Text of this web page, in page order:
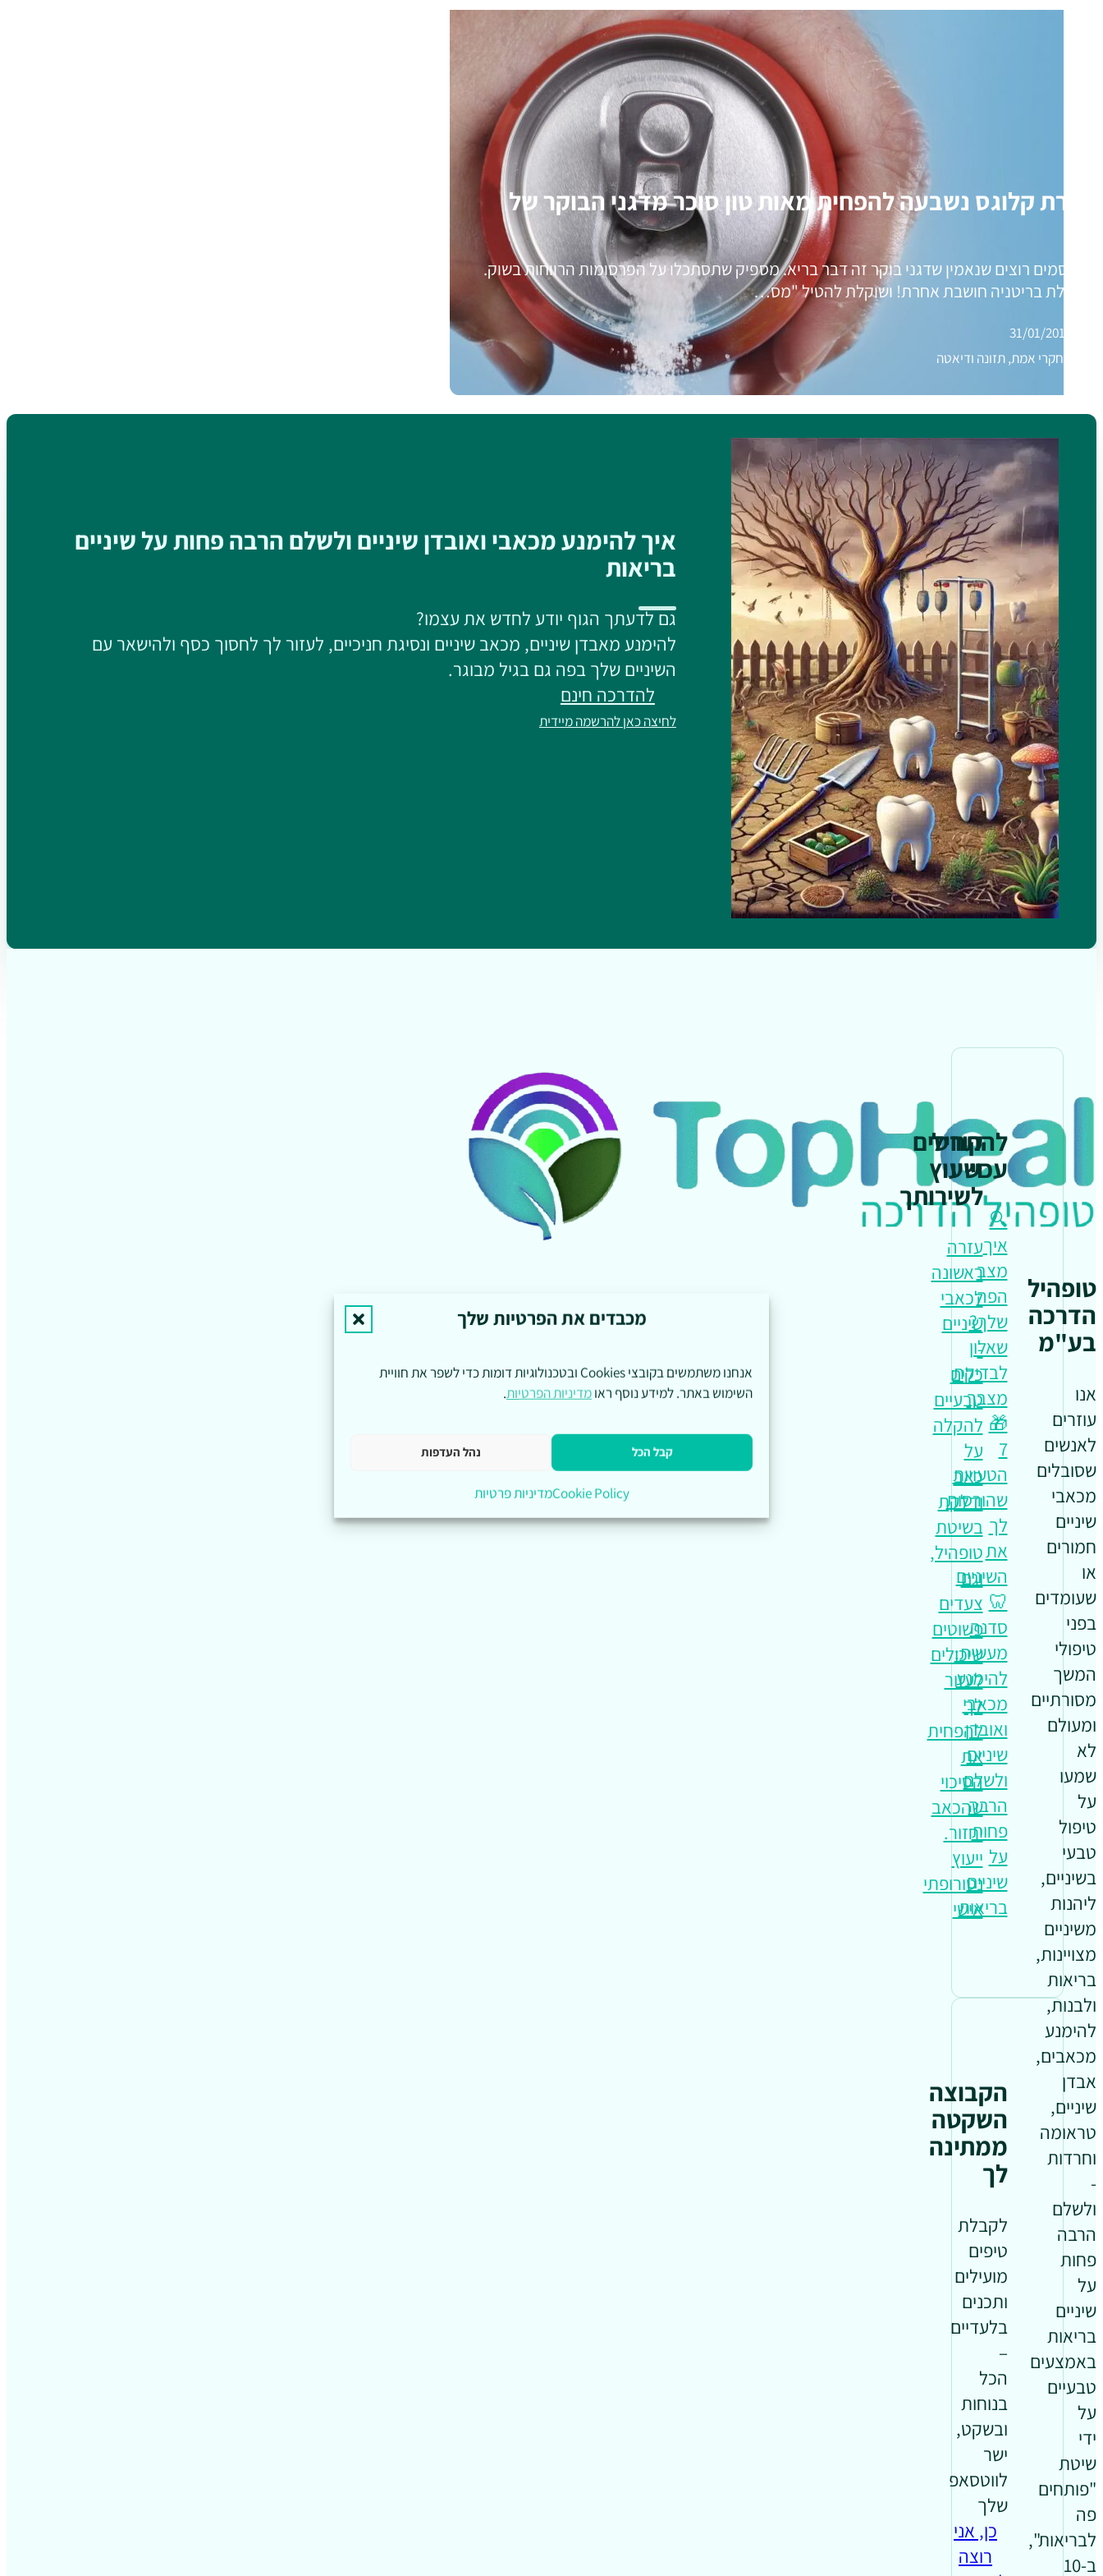
מכבדים את הפרטיות שלך
אנחנו משתמשים בקובצי Cookies ובטכנולוגיות דומות כדי לשפר את חוויית
השימוש באתר. למידע נוסף ראומדיניות הפרטיות.
קבל הכל נהל העדפות
Cookie Policyמדיניות פרטיות
חברת קלוגס נשבעה להפחית מאות טון סוכר מדגני הבוקר של
מפרסמים רוצים שנאמין שדגני בוקר זה דבר בריא. מספיק שתסתכלו על הפרסומות הרווחות בשוק.
ממשלת בריטניה חושבת אחרת! ושוקלת להטיל "מס…
31/01/2016
מחקרי אמת, תזונה ודיאטה
איך להימנע מכאבי ואובדן שיניים ולשלם הרבה פחות על שיניים
בריאות
גם לדעתך הגוף יודע לחדש את עצמו?
להימנע מאבדן שיניים, מכאב שיניים ונסיגת חניכיים, לעזור לך לחסוך כסף ולהישאר עם
השיניים שלך בפה גם בגיל מבוגר.
להדרכה חינם
לחיצה כאן להרשמה מיידית
טופהיל
הדרכה
בע"מ
אנו
עוזרים
לאנשים
שסובלים
מכאבי
שיניים
חמורים
או
שעומדים
בפני
טיפולי
המשך
מסורתיים
ומעולם
לא
שמעו
על
טיפול
טבעי
בשיניים,
ליהנות
משיניים
מצויינות,
בריאות
ולבנות,
להימנע
מכאבים,
אבדן
שיניים,
טראומה
וחרדות
-
ולשלם
הרבה
פחות
על
שיניים
בריאות
באמצעים
טבעיים
על
ידי
שיטת
"פותחים
פה
לבריאות",
ב-10
להתחיל
עכשיו
🔍
איך
מצב
הפה
שלך?
שאלון
לבדיקת
מצבך
🎁
7
הטעויות
שהורסות
לך
את
השיניים
🦷
סדנה
מעשית:
להימנע
מכאבי
ואובדן
שיניים
ולשלם
הרבה
פחות
על
שיניים
בריאות
קורסים
וייעוץ
לשירותך
עזרה
ראשונה
לכאבי
שיניים
-
כלים
טבעיים
להקלה
על
כאב
ודלקת
בשיטת
טופהיל,
וגם
צעדים
פשוטים
שיכולים
לעזור
לך
להפחית
את
הסיכוי
שהכאב
יחזור.
ייעוץ
נטורופתי
אישי
הקבוצה
השקטה
ממתינה
לך
לקבלת
טיפים
מועילים
ותכנים
בלעדיים
–
הכל
בנוחות
ובשקט,
ישר
לווטסאפ
שלך
כן, אני
רוצה